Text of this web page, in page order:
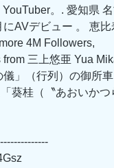
。. 愛知県
AVデビュー 。 恵比
4M Followers,
三上悠亜 Yua
」（行列）の御所車
葵桂（〝あおいかつ